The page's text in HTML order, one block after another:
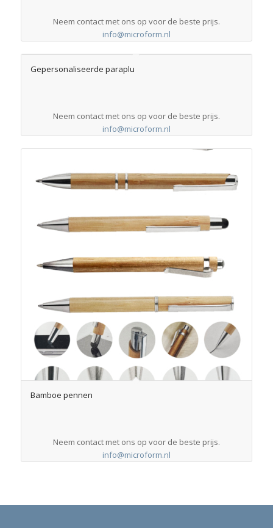
Neem contact met ons op voor de beste prijs.
info@microform.nl
Gepersonaliseerde paraplu
Neem contact met ons op voor de beste prijs.
info@microform.nl
Bamboe pennen
Neem contact met ons op voor de beste prijs.
info@microform.nl